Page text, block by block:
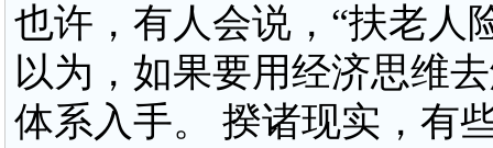
也许，有人会说，“扶老人
以为，如果要用经济思维
体系入手。 揆诸现实，有